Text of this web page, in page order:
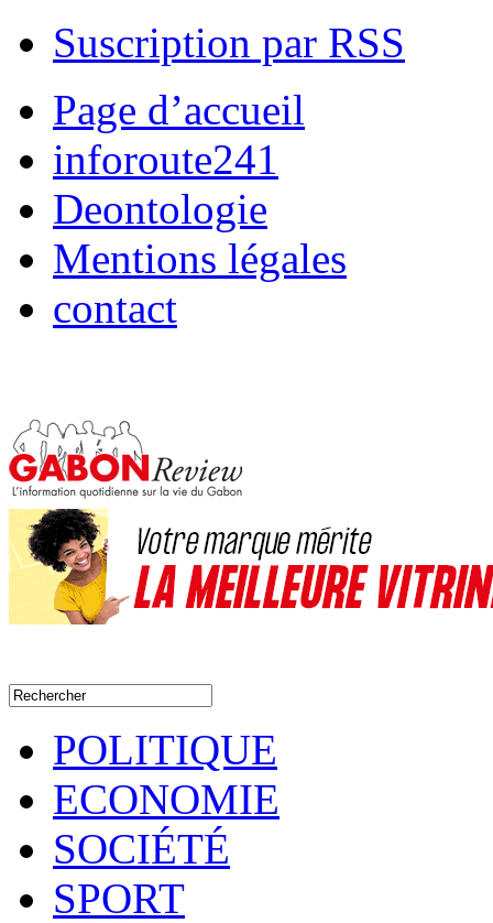
Suscription par RSS
Page d’accueil
inforoute241
Deontologie
Mentions légales
contact
POLITIQUE
ECONOMIE
SOCIÉTÉ
SPORT